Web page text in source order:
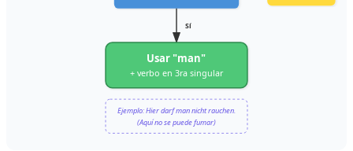
Sí
Usar "man"
+ verbo en 3ra singular
Ejemplo: Hier darf man nicht rauchen.
(Aquí no se puede fumar)